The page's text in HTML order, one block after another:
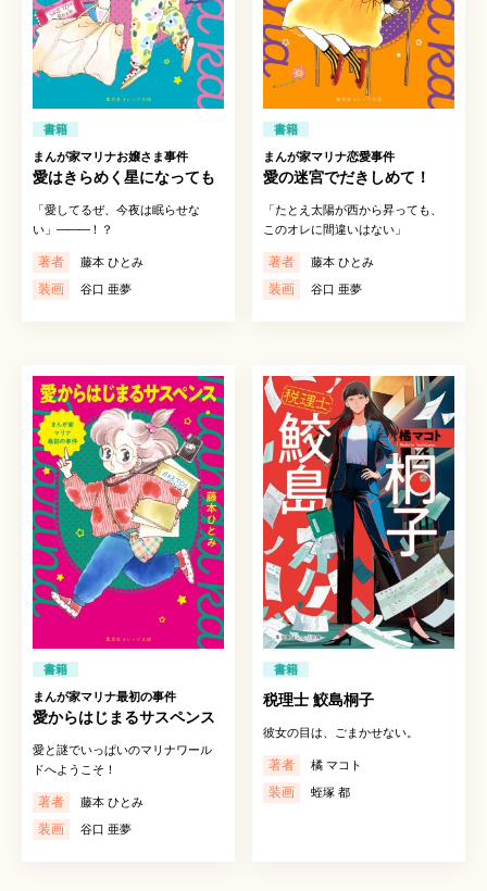
書籍
まんが家マリナお嬢さま事件
愛はきらめく星になっても
「愛してるぜ、今夜は眠らせな
い」 ―――！？
著者 藤本 ひとみ
装画 谷口 亜夢
書籍
まんが家マリナ恋愛事件
愛の迷宮でだきしめて！
「たとえ太陽が西から昇っても、
このオレに間違いはない」
著者 藤本 ひとみ
装画 谷口 亜夢
書籍
まんが家マリナ最初の事件
愛からはじまるサスペンス
愛と謎でいっぱいのマリナワール
ドへようこそ！
著者 藤本 ひとみ
装画 谷口 亜夢
書籍
税理士 鮫島桐子
彼女の目は、ごまかせない。
著者 橘 マコト
装画 蛭塚 都